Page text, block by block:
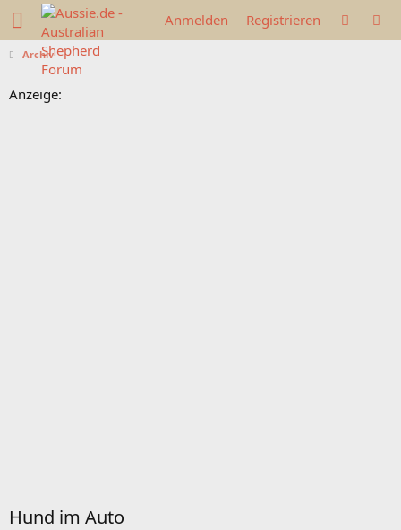
Anmelden Registrieren
Archiv
Anzeige:
Hund im Auto